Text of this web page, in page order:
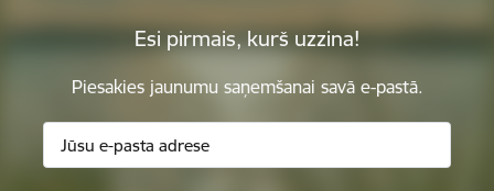
Esi pirmais, kurš uzzina!
Piesakies jaunumu saņemšanai savā e-pastā.